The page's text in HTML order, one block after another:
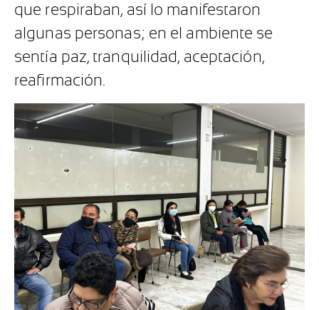
que respiraban, así lo manifestaron
algunas personas; en el ambiente se
sentía paz, tranquilidad, aceptación,
reafirmación.